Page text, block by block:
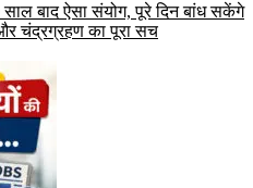
बाद ऐसा संयोग, पूरे दिन बांध सकेंगे
और चंद्रग्रहण का पूरा सच